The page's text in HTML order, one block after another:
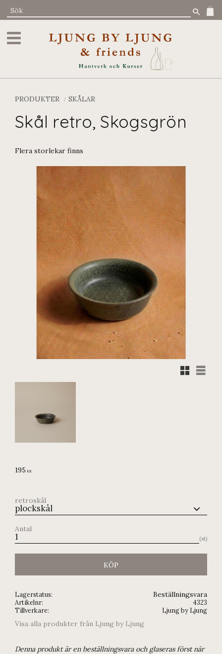
Meny
PRODUKTER SKÅLAR
Skål retro, Skogsgrön
Flera storlekar finns
Rutnätsvy
Listvy
195 KR
retroskål
Antal
st
KÖP
Lagerstatus Beställningsvara
Artikelnr
4323
Tillverkare
Ljung by Ljung
Visa alla produkter från Ljung by Ljung
Denna produkt är en beställningsvara och glaseras först när